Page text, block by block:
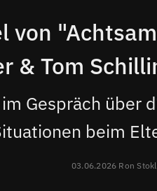
von
& Tom
Gespräch über
beim
03.06.2026 Ron